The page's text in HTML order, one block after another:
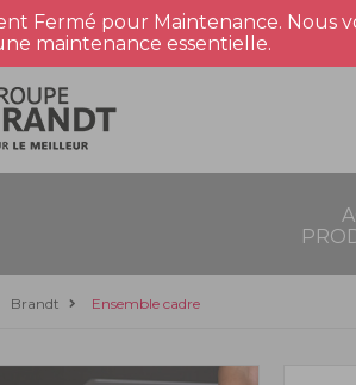
Fermé pour Maintenance. Nous
maintenance essentielle.
Brandt Ensemble cadre